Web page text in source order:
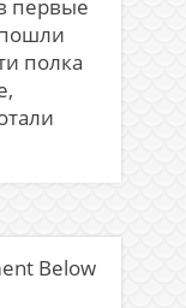
первые
полка
Below